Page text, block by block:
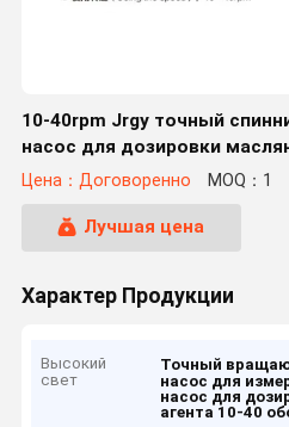
10-40rpm Jrgy точный
насос для дозировки
вязкости
Цена：Договоренно MOQ：1
Лучшая цена
Характер Продукции
Высокий
свет
Точный
насос для
насос для
агента 10-40